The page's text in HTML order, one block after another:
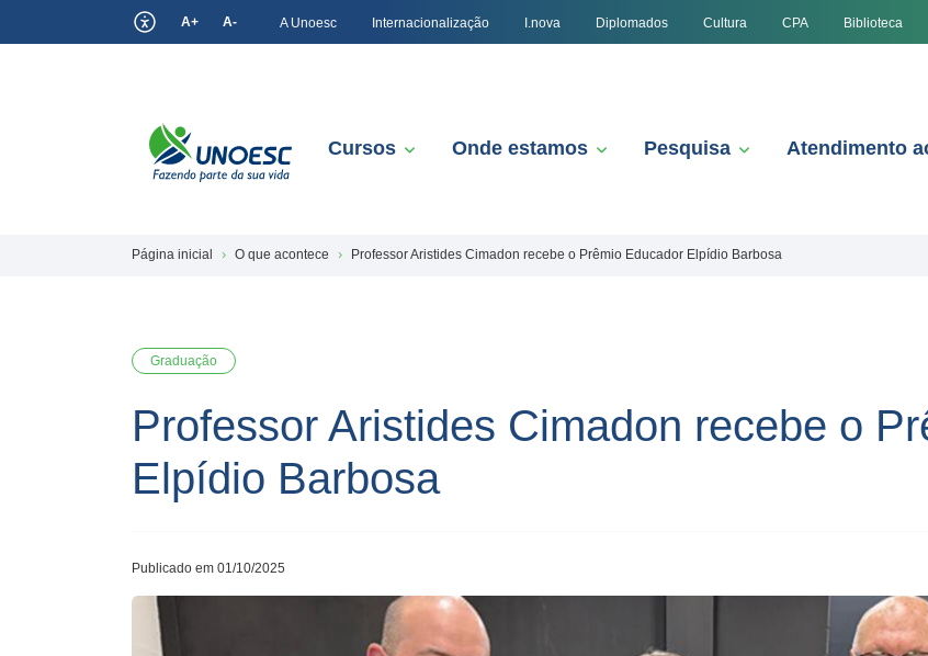
A+ A- A Unoesc Internacionalização I.nova Diplomados Cultura CPA Biblioteca
Cursos Onde estamos Pesquisa Atendimento
Página inicial O que acontece Professor Aristides Cimadon recebe o Prêmio Educador Elpídio Barbosa
Graduação
Professor Aristides Cimadon recebe o
Elpídio Barbosa
Publicado em 01/10/2025